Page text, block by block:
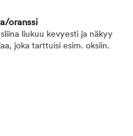
oranssi
liukuu kevyesti ja näkyy
joka tarttuisi esim. oksiin.